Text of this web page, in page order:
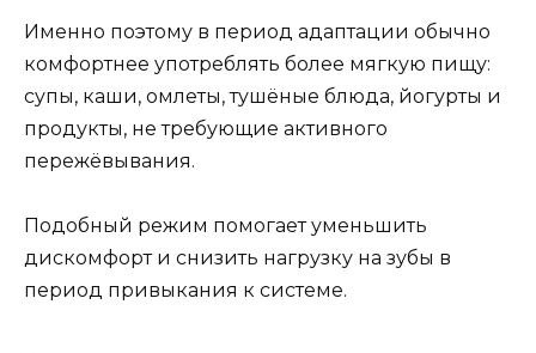
Именно поэтому в период адаптации обычно
комфортнее употреблять более мягкую пищу:
супы, каши, омлеты, тушёные блюда, йогурты и
продукты, не требующие активного
пережёвывания.
Подобный режим помогает уменьшить
дискомфорт и снизить нагрузку на зубы в
период привыкания к системе.